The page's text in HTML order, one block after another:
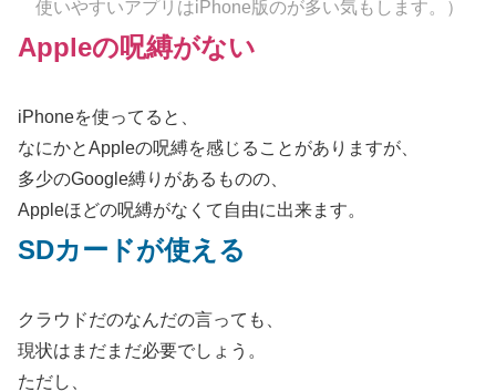
使いやすいアプリはiPhone版のが多い気もします。）
Appleの呪縛がない
iPhoneを使ってると、
なにかとAppleの呪縛を感じることがありますが、
多少のGoogle縛りがあるものの、
Appleほどの呪縛がなくて自由に出来ます。
SDカードが使える
クラウドだのなんだの言っても、
現状はまだまだ必要でしょう。
ただし、